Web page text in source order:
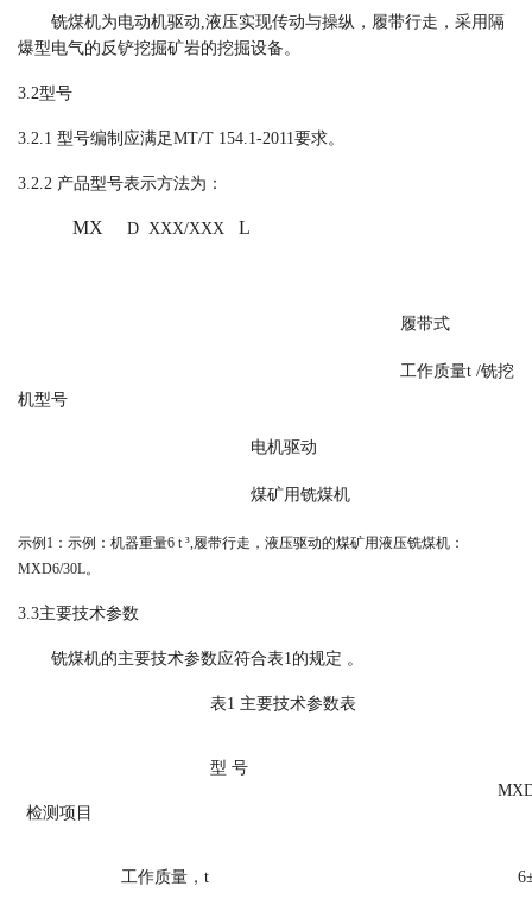
铣煤机为电动机驱动,液压实现传动与操纵，履带行走，采用隔
爆型电气的反铲挖掘矿岩的挖掘设备。
3.2型号
3.2.1 型号编制应满足MT/T 154.1-2011要求。
3.2.2 产品型号表示方法为：
MX D XXX/XXX L
履带式
工作质量t /铣挖
机型号
电机驱动
煤矿用铣煤机
示例1： 示例： 机器重量6 t³,履带行走，液压驱动的煤矿用液压铣煤机：
MXD6/30L。
3.3主要技术参数
铣煤机的主要技术参数应符合表1的规定 。
表1 主要技术参数表
型 号
检测项目
M
工作质量，t